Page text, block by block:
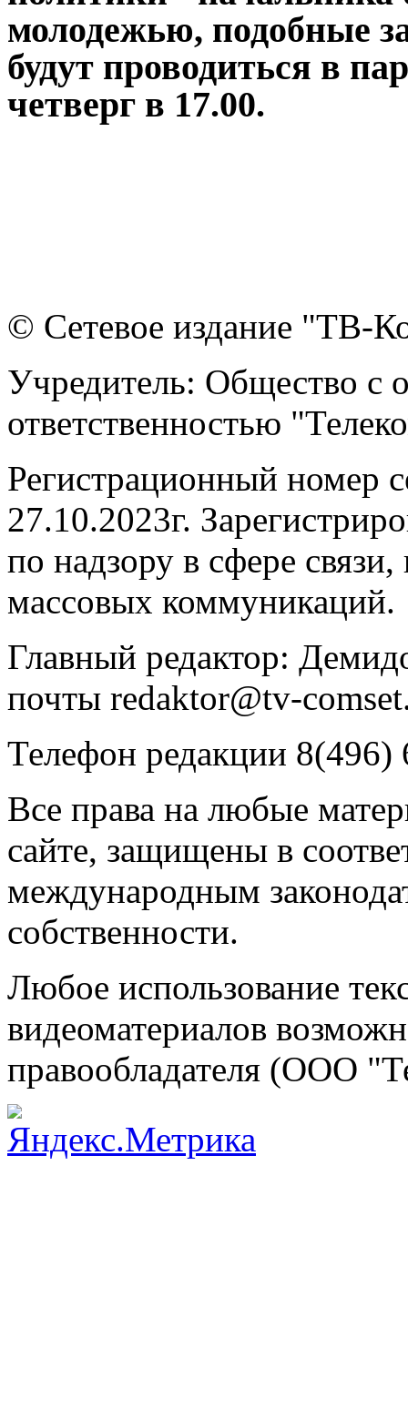
молодежью, подобные
будут проводиться в
четверг в 17.00.
© Сетевое издание "ТВ-
Учредитель: Общество с
ответственностью
Регистрационный
27.10.2023г.
по надзору в сфере
массовых коммуникаций.
Главный редактор:
почты redaktor@tv-
Телефон редакции 8(496)
Все права на любые
сайте, защищены в
международным
собственности.
Любое использование
видеоматериалов
правообладателя (ООО